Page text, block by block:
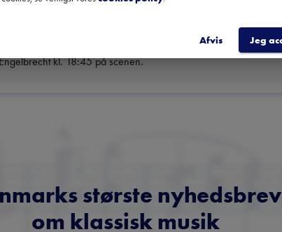
i Finland fast allerede ved dens premiere i marts
kl. 18:45 på scenen.
største nyhedsbrev
om klassisk musik
Afvis Jeg